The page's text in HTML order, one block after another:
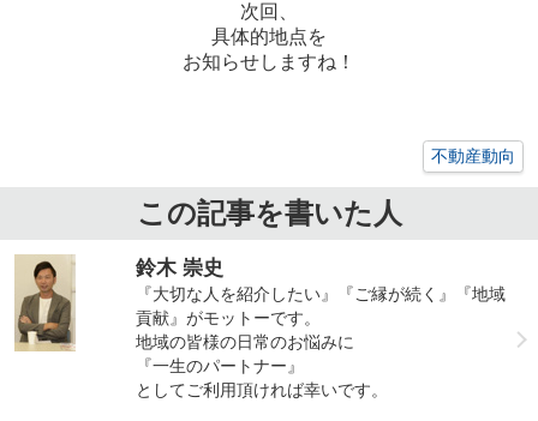
次回、
具体的地点を
お知らせしますね！
不動産動向
この記事を書いた人
鈴木 崇史
『大切な人を紹介したい』『ご縁が続く』『地域
貢献』がモットーです。
地域の皆様の日常のお悩みに
『一生のパートナー』
としてご利用頂ければ幸いです。